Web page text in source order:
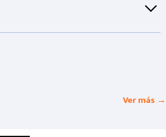
Ver más →